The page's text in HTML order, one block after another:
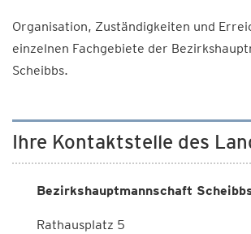
Organisation, Zuständigkeiten und
einzelnen Fachgebiete der
Scheibbs.
Ihre Kontaktstelle des
Bezirkshauptmannschaft
Rathausplatz 5